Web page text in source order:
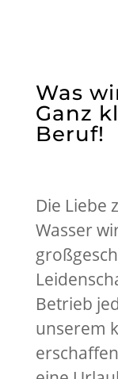
Was
Ganz
Beruf!
Die Liebe
Wasser
Betrieb
unserem